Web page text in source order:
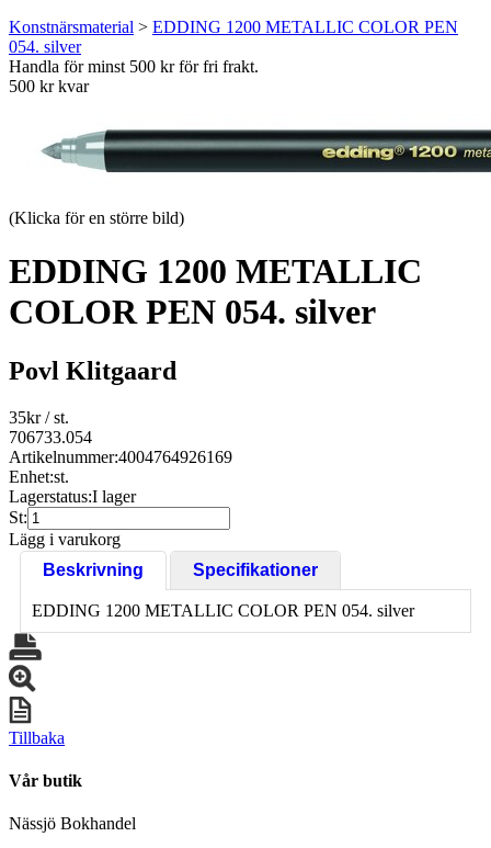
Konstnärsmaterial > EDDING 1200 METALLIC COLOR PEN
054. silver
Handla för minst 500 kr för fri frakt.
500 kr kvar
(Klicka för en större bild)
EDDING 1200 METALLIC
COLOR PEN 054. silver
Povl Klitgaard
35kr/ st.
706733.054
Artikelnummer:4004764926169
Enhet:st.
Lagerstatus:I lager
St:
Lägg i varukorg
Beskrivning
Specifikationer
EDDING 1200 METALLIC COLOR PEN 054. silver
Tillbaka
Vår butik
Nässjö Bokhandel